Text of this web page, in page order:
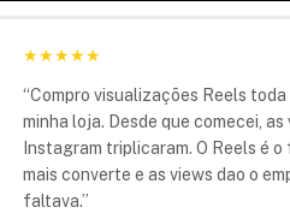
★★★★★
“Compro visualizações Reels toda
minha loja. Desde que comecei, as
Instagram triplicaram. O Reels é
mais converte e as views dao o
faltava.”